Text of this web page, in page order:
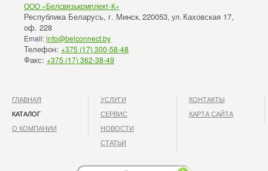
ООО «Белсвязькомплект-К»
Республика Беларусь, г. Минск, 220053, ул. Каховская 17,
оф. 228
Email:info@belconnect.by
Телефон: +375 (17) 300-58-48
Факс: +375 (17) 362-38-49
ГЛАВНАЯ
КАТАЛОГ
О КОМПАНИИ
УСЛУГИ
СЕРВИС
НОВОСТИ
СТАТЬИ
КОНТАКТЫ
КАРТА САЙТА